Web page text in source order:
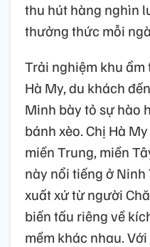
thu hút hàng nghìn
thưởng thức mỗi
Trải nghiệm khu
Hà My, du khách
Minh bày tỏ sự hào
bánh xèo. Chị Hà
miền Trung, miền
này nổi tiếng ở
xuất xứ từ người
biến tấu riêng về
mềm khác nhau.